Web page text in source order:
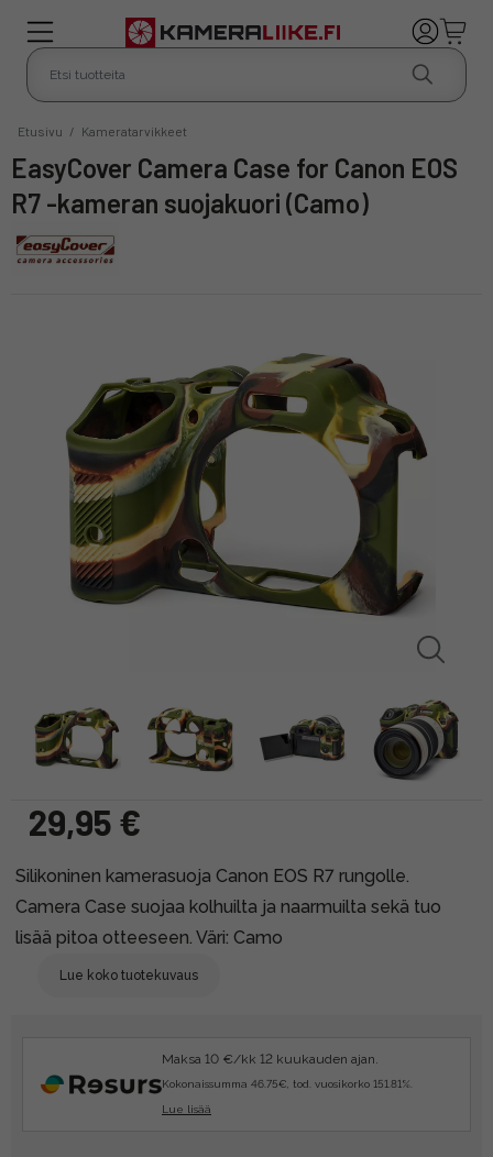
Etusivu / Kameratarvikkeet
easyCover Camera Case for Canon EOS
R7 -kameran suojakuori (Camo)
29,95 €
Silikoninen kamerasuoja Canon EOS R7 rungolle.
Camera Case suojaa kolhuilta ja naarmuilta sekä tuo
lisää pitoa otteeseen. Väri: Camo
Lue koko tuotekuvaus
Maksa 10 €/kk 12 kuukauden ajan.
Kokonaissumma 46.75€, tod. vuosikorko 151.81%.
Lue lisää